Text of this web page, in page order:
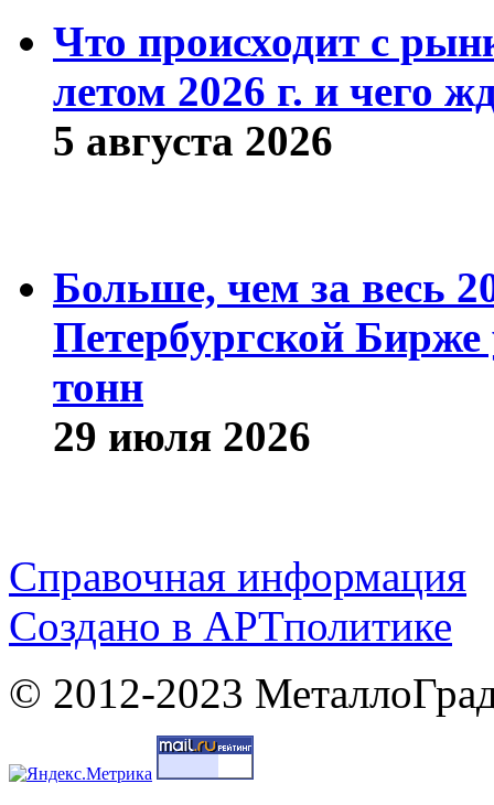
Что происходит с
летом 2026 г. и чего
5 августа 2026
Больше, чем за весь
Петербургской
тонн
29 июля 2026
Справочная информация
Cоздано в АРТполитике
© 2012-2023